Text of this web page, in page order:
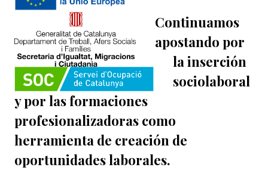
Continuamos
apostando por
la inserción
sociolaboral
y por las formaciones
profesionalizadoras como
herramienta de creación de
oportunidades laborales.